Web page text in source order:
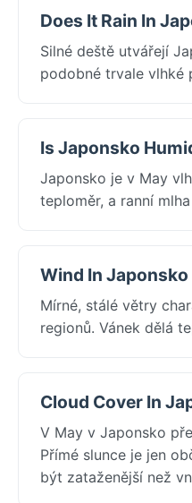
Does It Rain In
Silné deště utvářejí
podobné trvale vlhké
Is Japonsko
Japonsko je v May
teploměr, a ranní
Wind In Japonsko
Mírné, stálé větry
regionů. Vánek dělá
Cloud Cover In
V May v Japonsko
Přímé slunce je jen
být zataženější než